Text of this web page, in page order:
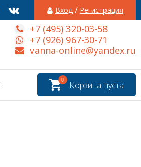
Вход / Регистрация
+7 (495) 320-03-58
+7 (926) 967-30-71
vanna-online@yandex.ru
Корзина пуста
0